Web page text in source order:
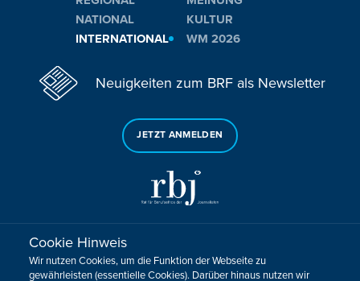
NATIONAL
INTERNATIONAL
KULTUR
WM 2026
Neuigkeiten zum BRF als Newsletter
JETZT ANMELDEN
Sie haben noch Fragen oder Anmerkungen?
Cookie Hinweis
Wir nutzen Cookies, um die Funktion der Webseite zu
gewährleisten (essentielle Cookies). Darüber hinaus nutzen wir